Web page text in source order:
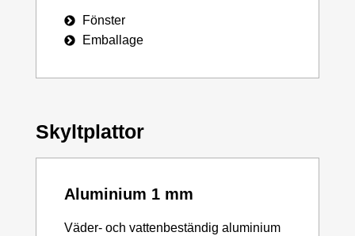
Fönster
Emballage
Skyltplattor
Aluminium 1 mm
Väder- och vattenbeständig aluminium